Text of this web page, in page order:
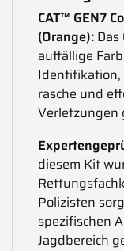
CAT™ GEN7
(Orange):
auffällige
Identifikation,
rasche und
Verletzungen
diesem Kit
Polizisten
spezifischen
Jagdbereich